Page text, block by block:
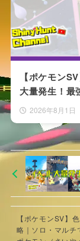
【ポケモン
大量発生！最
2026年8月1日
【ポケモンSV】
略｜ソロ・マルチ